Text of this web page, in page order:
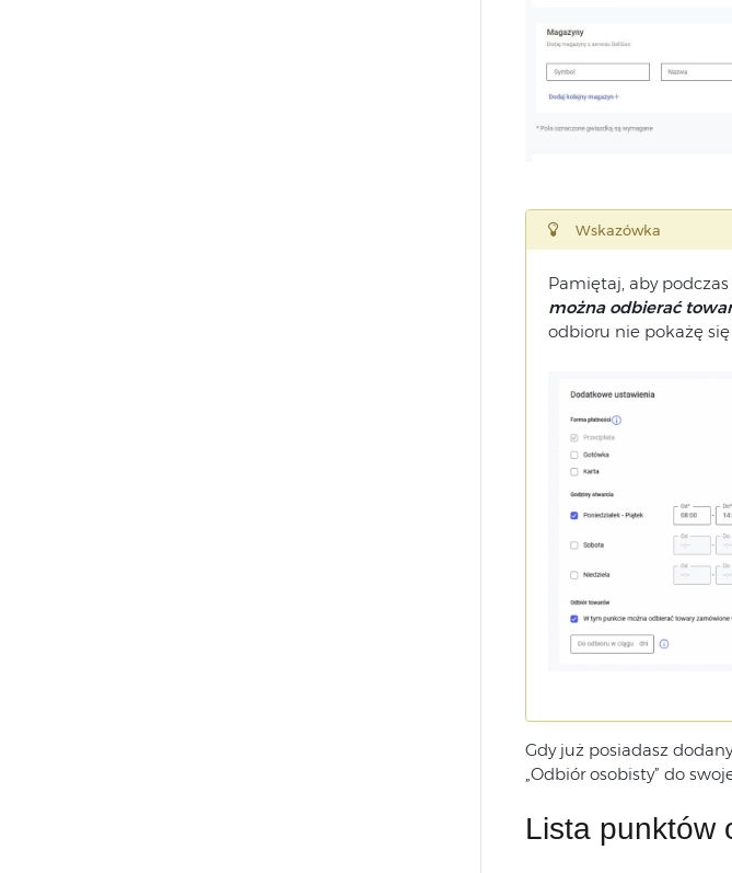
Wskazówka
Pamiętaj, aby
można odbierać
odbioru nie pokażę
Gdy już posiadasz
„Odbiór osobisty” do
Lista punktów